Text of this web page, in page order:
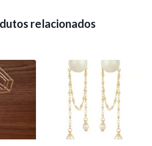
relacionados